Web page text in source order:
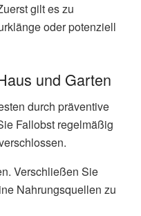
gilt es zu
oder potenziell
und Garten
durch präventive
Fallobst regelmäßig
Verschließen Sie
Nahrungsquellen zu